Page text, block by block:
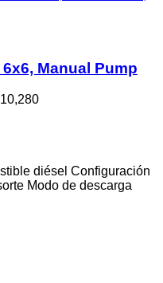
Manual Pump
diésel Configuración
Modo de descarga